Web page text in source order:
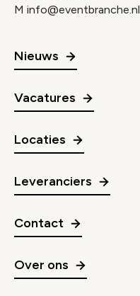
M info@eventbranche.nl
Nieuws
Vacatures
Locaties
Leveranciers
Contact
Over ons